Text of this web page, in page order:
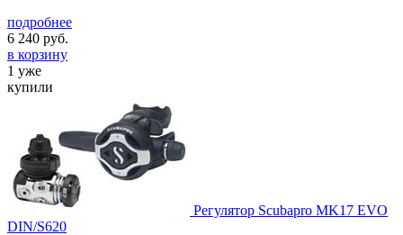
подробнее
6 240 руб.
в корзину
1 уже
купили
Регулятор Scubapro MK17 EVO
DIN/S620